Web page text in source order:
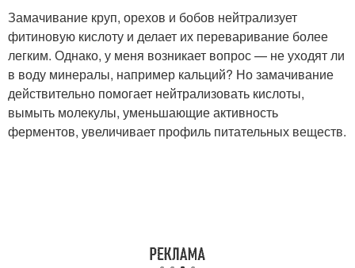
Замачивание круп, орехов и бобов нейтрализует
фитиновую кислоту и делает их переваривание более
легким. Однако, у меня возникает вопрос — не уходят ли
в воду минералы, например кальций? Но замачивание
действительно помогает нейтрализовать кислоты,
вымыть молекулы, уменьшающие активность
ферментов, увеличивает профиль питательных веществ.